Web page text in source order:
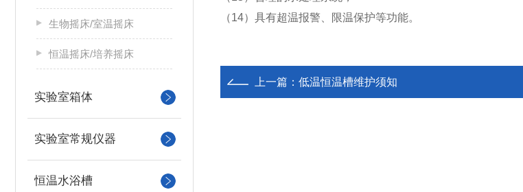
生物摇床/室温摇床
恒温摇床/培养摇床
实验室箱体
实验室常规仪器
恒温水浴槽
（14）具有超温报警、限温保护等功能。
上一篇： 低温恒温槽维护须知